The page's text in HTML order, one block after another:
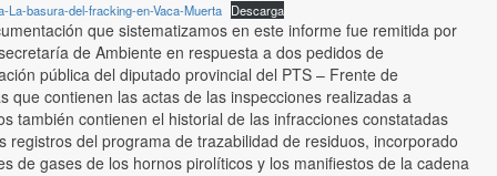
La-basura-del-fracking-en-Vaca-Muerta Descarga
que sistematizamos en este informe fue remitida por
de Ambiente en respuesta a dos pedidos de
pública del diputado provincial del PTS – Frente de
que contienen las actas de las inspecciones realizadas a
también contienen el historial de las infracciones constatadas
registros del programa de trazabilidad de residuos, incorporado
de gases de los hornos pirolíticos y los manifiestos de la cadena